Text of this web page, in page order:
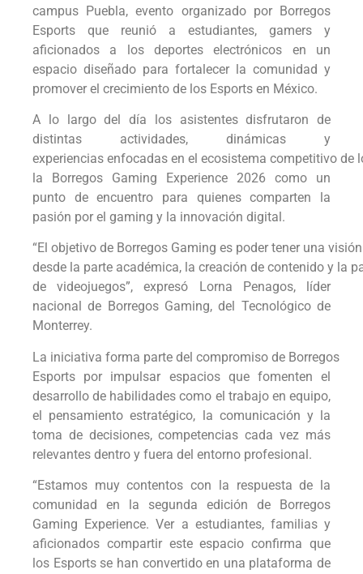
campus Puebla, evento organizado por Borregos
Esports que reunió a estudiantes, gamers y
aficionados a los deportes electrónicos en un
espacio diseñado para fortalecer la comunidad y
promover el crecimiento de los Esports en México.
A lo largo del día los asistentes disfrutaron de
distintas actividades, dinámicas y
experiencias enfocadas en el ecosistema competitivo de
la Borregos Gaming Experience 2026 como un
punto de encuentro para quienes comparten la
pasión por el gaming y la innovación digital.
“El objetivo de Borregos Gaming es poder tener una
desde la parte académica, la creación de contenido y la
de videojuegos”, expresó Lorna Penagos, líder
nacional de Borregos Gaming, del Tecnológico de
Monterrey.
La iniciativa forma parte del compromiso de Borregos
Esports por impulsar espacios que fomenten el
desarrollo de habilidades como el trabajo en equipo,
el pensamiento estratégico, la comunicación y la
toma de decisiones, competencias cada vez más
relevantes dentro y fuera del entorno profesional.
“Estamos muy contentos con la respuesta de la
comunidad en la segunda edición de Borregos
Gaming Experience. Ver a estudiantes, familias y
aficionados compartir este espacio confirma que
los Esports se han convertido en una plataforma de